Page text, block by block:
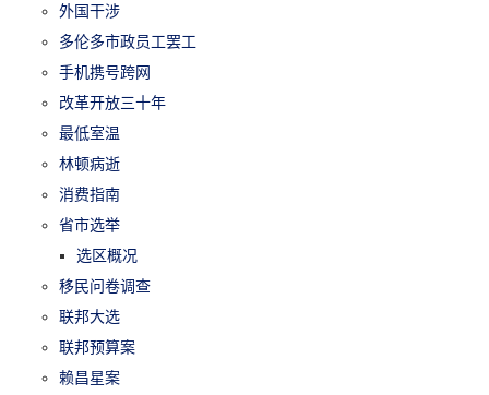
外国干涉
多伦多市政员工罢工
手机携号跨网
改革开放三十年
最低室温
林顿病逝
消费指南
省市选举
选区概况
移民问卷调查
联邦大选
联邦预算案
赖昌星案